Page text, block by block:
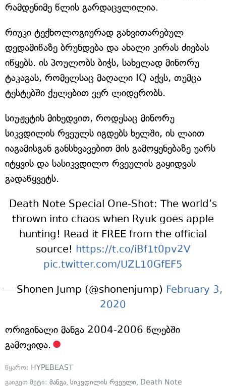
რამდენიმე წლის გარდაცვლილია.
რიუკი ტექნოლოგიურად განვითარებულ
დედამიწაზე ბრუნდება და ახალი კირას ძიებას
იწყებს. ის პოულობს ბიჭს, სახელად მინორუ
ტაკაგას, რომელსაც მაღალი IQ აქვს, თუმცა
ტესტებში ქულებით ვერ ლიდერობს.
სიუჟეტის მიხედვით, როდესაც მინორუ
სიკვდილის რვეულს იგდებს ხელში, ის ლაით
იაგამისგან განსხვავებით მის გამოყენებაზე უარს
იტყვის და სასიკვდილო რვეულის გაყიდვას
გადაწყვეტს.
Death Note Special One-Shot: The world’s
thrown into chaos when Ryuk goes apple
hunting! Read it FREE from the official
source! https://t.co/iBf1t0pv2V
pic.twitter.com/UZL10GfEF5
— Shonen Jump (@shonenjump) February 3,
2020
ორიგინალი მანგა 2004-2006 წლებში
გამოვიდა.
წყარო: HYPEBEAST
გაიგეთ მეტი: მანგა, სიკვდილის რვეული, Death Note